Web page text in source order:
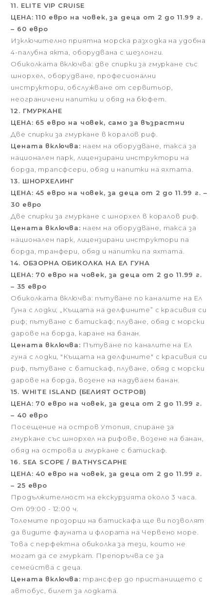
11. ELITE VIP CRUISE
ЦЕНА: 110 евро на човек, за деца от 2 до 11.99 г.
– 60 евро
Изключително приятна морска разходка на удобна
4-палубна якта, оборудвана с шезлонги.
Обиколката включва: две спирки за гмуркане със
шнорхел, оборудване, професионални
инструктори, обслужване от сервитьор,
неограничени напитки и обяд на бюфет.
12. ГМУРКАНЕ
ЦЕНА: 65 евро на човек, само за възрастни
Две спирки за гмуркане в коралов риф.
Цената включва: наем на оборудване, такса за
национален парк, лицензирани инструктори на
борда, трапсфсери, обяд и напитки на яхтата.
13. ШНОРХЕЛИНГ
ЦЕНА: 45 евро на човек, за деца от 2 до 11.99 г. –
30 евро
Две спирки за гмуркане с шнорхел в коралов риф.
Цената включва: наем на оборудване, такса за
национален парк, лицензирани инструктори па
борда, транфери, обяд и напитки па яхтата.
14. ОБЗОРНА ОБИКОЛКА НА ЕЛ ГУНА
ЦЕНА: 70 евро на човек, за деца от 2 до 11.99 г.
– 35 евро
Обиколката включва: пътуване по каналите на Ел
Гуна с лодки; „Къщата на делфините” с красивия си
риф; пътуване с батискаф; плуване, обяд с морски
дарове нa борда, каране на банан.
Цената включва: Пътуване по каналите на Ел
гуна с лодки, "Къщата на делфините" с красивия си
риф, пътуване с батискаф, плуване, обяд с морски
дарове на борда, возене на надуваем банан.
15. WHITE ISLAND (БЕЛИЯТ ОСТРОВ)
ЦЕНА: 70 евро на човек, за деца от 2 до 11.99 г.
– 40 евро
Посещение на остров Утопия, спиране за
гмуркане със шнорхел на рифове, возене на банан,
обяд нa острова и гмуркане с батискаф.
16. SEA SCOPE / BATHYSCAPHE
ЦЕНА: 40 евро на човек, за деца от 2 до 11.99 г.
– 25 евро
Продължителност на екскурзията около 3 часа.
От 09:00 - 12:00 ч.
Толемите прозорци на батискафа ще ви позволят
да видите фауната и флората на Червено море.
Това с перфектна обиколка за тези, които не
могат да се гмуркат. Препоръчва се за
семейства с деца.
Цената включва: трансфер до пристанището с
автобус, билет за лодката.